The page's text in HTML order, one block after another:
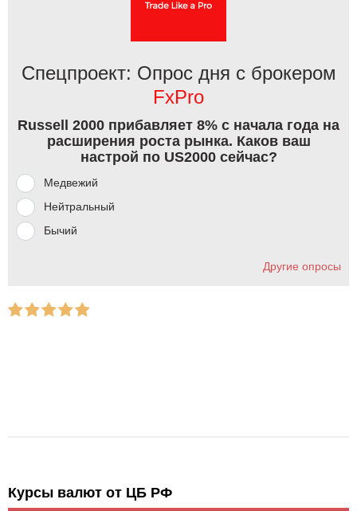
Спецпроект: Опрос дня с брокером
FxPro
Russell 2000 прибавляет 8% с начала года на
расширения роста рынка. Каков ваш
настрой по US2000 сейчас?
Медвежий
Нейтральный
Бычий
Другие опросы
Курсы валют от ЦБ РФ